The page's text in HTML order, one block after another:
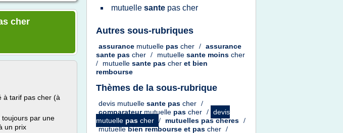
cher
à tarif pas cher (à
par une
un prix
mutuelle sante pas cher
Autres sous-rubriques
assurance mutuelle pas cher / assurance
sante pas cher / mutuelle sante moins cher
/
mutuelle sante pas cher et bien
rembourse
Thèmes de la sous-rubrique
devis mutuelle sante pas cher /
comparateur mutuelle pas cher / devis
mutuelle pas cher / mutuelles pascheres /
mutuellebien rembourse et pas cher /